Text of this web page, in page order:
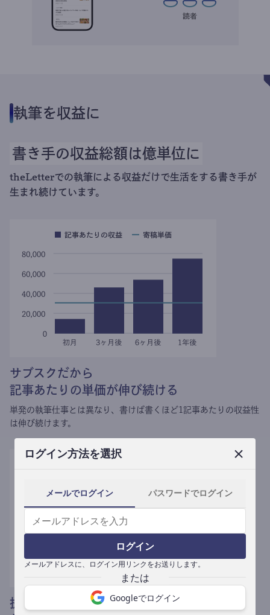
ログイン方法を選択
メールでログイン パスワードでログイン
ログイン
メールアドレスに、ログイン用リンクをお送りします。
Googleでログイン
執筆を収益に
書き手の収益総額は億単位に
theLetterでの執筆による収益だけで生活をする書き手が
生まれ続けています。
サブスクだから
記事あたりの単価が伸び続ける
単発の執筆仕事とは異なり、 書けば書くほど1記事あたりの収益性
は伸び続けます。
提携媒体による記事買い取りで